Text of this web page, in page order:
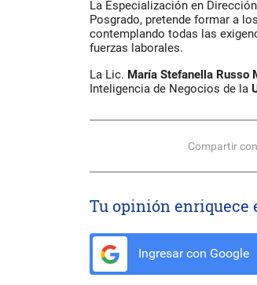
La Especialización en
Posgrado, pretende formar a
contemplando todas las
fuerzas laborales.
La Lic. María Stefanella Russo
Inteligencia de Negocios de la
Compartir
Tu opinión enriquece
Ingresar con Google